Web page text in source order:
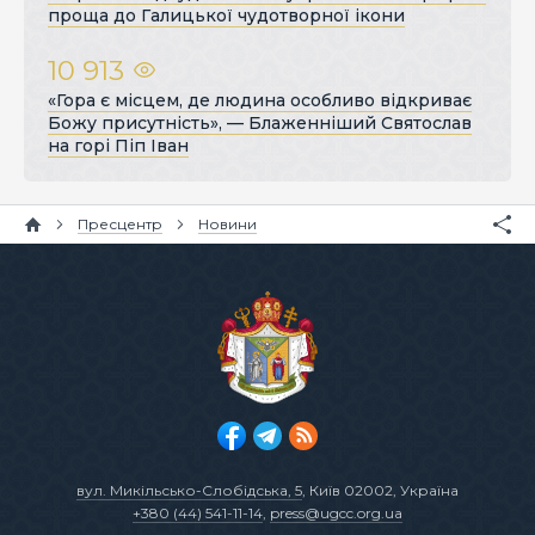
проща до Галицької чудотворної ікони
10 913
«Гора є місцем, де людина особливо відкриває
Божу присутність», — Блаженніший Святослав
на горі Піп Іван
Пресцентр Новини
вул. Микільсько-Слобідська, 5, Київ 02002, Україна
+380 (44) 541-11-14, press@ugcc.org.ua